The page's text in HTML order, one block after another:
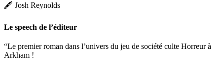
🖋️ Josh Reynolds
Le speech de l’éditeur
“Le premier roman dans l’univers du jeu de société culte Horreur à
Arkham !